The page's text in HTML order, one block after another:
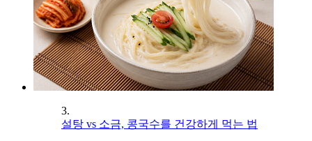
3.
설탕 vs 소금, 콩국수를 건강하게 먹는 법